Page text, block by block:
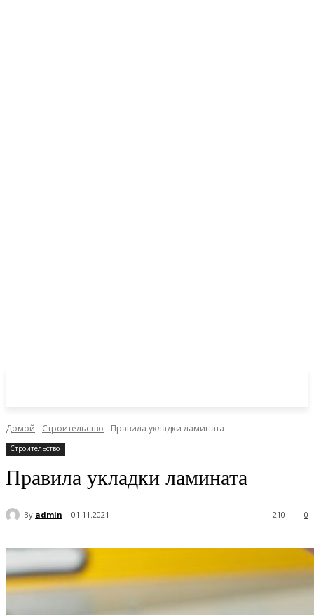
Домой Строительство Правила укладки ламината
Строительство
Правила укладки ламината
By admin 01.11.2021 0
210